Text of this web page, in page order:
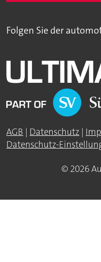
Folgen Sie der
AGB | Datenschutz |
Datenschutz-
© 2026